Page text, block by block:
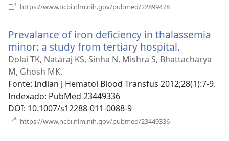
https://www.ncbi.nlm.nih.gov/pubmed/22899478
janela)
Prevalance of iron deficiency in thalassemia
minor: a study from tertiary hospital.
uma
janela)
Dolai TK, Nataraj KS, Sinha N, Mishra S, Bhattacharya
M, Ghosh MK.
Fonte‎: Indian J Hematol Blood Transfus 2012;28(1):7-9.
Indexado‎: PubMed 23449336
DOI‎: 10.1007/s12288-011-0088-9
https://www.ncbi.nlm.nih.gov/pubmed/23449336